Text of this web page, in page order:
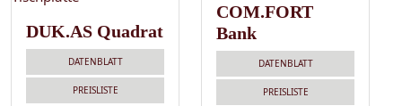
DUK.AS Quadrat
DATENBLATT
PREISLISTE
COM.FORT
Bank
DATENBLATT
PREISLISTE